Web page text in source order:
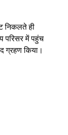
निकलते ही
परिसर में पहुंच
ग्रहण किया।